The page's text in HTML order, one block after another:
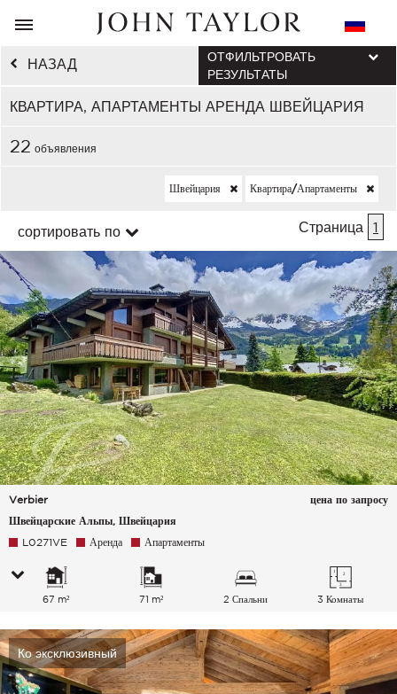
НАЗАД
КВАРТИРА, АПАРТАМЕНТЫ АРЕНДА ШВЕЙЦАРИЯ
ОТФИЛЬТРОВАТЬ
РЕЗУЛЬТАТЫ
22 объявления
Швейцария Квартира/апартаменты
сортировать по Страница 1
Verbier
Швейцарские Альпы, Швейцария
цена по запросу
L0271VE Аренда Апартаменты
67 m² 71 m² 2 Спальни 3 Комнаты
Ко эксклюзивный